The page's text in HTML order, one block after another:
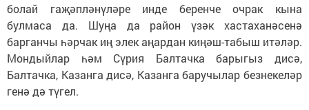
болай гаҗәпләнүләре инде беренче очрак кына
булмаса да. Шуңа да район үзәк хастаханәсенә
барганчы һәрчак иң элек аңардан киңәш-табыш итәләр.
Мондыйлар һәм Сүрия Балтачка барыгыз дисә,
Балтачка, Казанга дисә, Казанга баручылар безнекеләр
генә дә түгел.